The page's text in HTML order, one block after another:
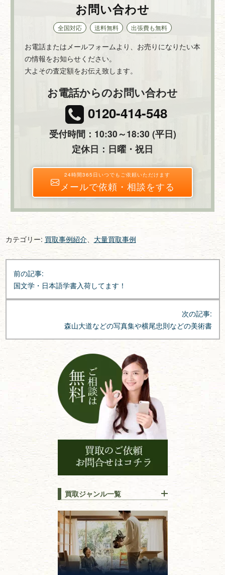
お問い合わせ
全国対応 送料無料 出張費も無料
お電話またはメールフォームより、お売りになりたい本
の情報をお知らせください。
大よその査定額をお伝え致します。
お電話からのお問い合わせ
0120-414-548
受付時間：10:30～18:30 (平日)
定休日：日曜・祝日
24時間365日いつでもご依頼いただけます
メールで依頼・相談をする
カテゴリー: 買取事例紹介、 大量買取事例
投
稿
ナ
前の記事:
国文学・日本語学書入荷してます！
次の記事:
森山大道などの写真集や横尾忠則などの美術書
買取ジャンル一覧
江戸時代の書物
唐本・漢籍・
中国書物・朝鮮本
錦絵・浮世絵・版画・刷り物